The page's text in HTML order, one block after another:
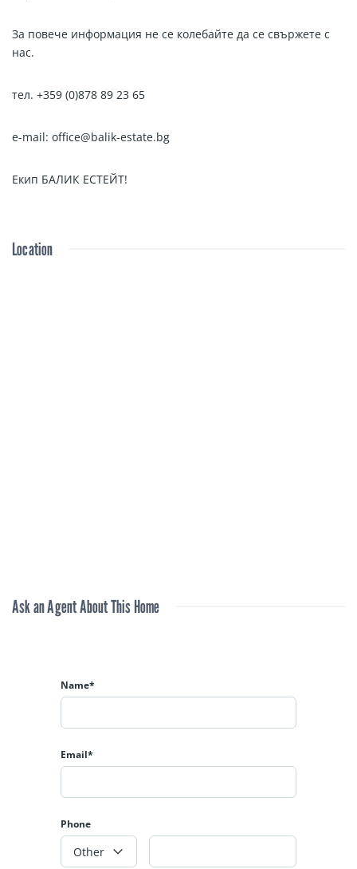
За повече информация не се колебайте да се свържете с
нас.
тел. +359 (0)878 89 23 65
e-mail: office@balik-estate.bg
Екип БАЛИК ЕСТЕЙТ!
Location
Ask an Agent About This Home
Name*
Email*
Phone
Other